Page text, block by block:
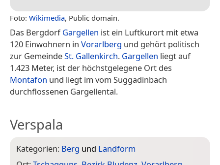
Foto: Wikimedia, Public domain.
Das BergdorfGargellen ist ein Luftkurort mit etwa
120 Einwohnern in Vorarlberg und gehört politisch
zur GemeindeSt. Gallenkirch. Gargellen liegt auf
1.423 Meter, ist der höchstgelegene Ort des
Montafon und liegt im vom Suggadinbach
durchflossenen Gargellental.
Verspala
Kategorien: Berg und Landform